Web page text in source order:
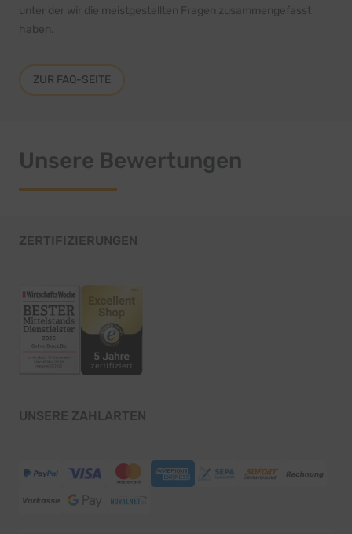
unter der wir die meistgestellten Fragen zusammengefasst
haben.
ZUR FAQ-SEITE
Unsere Bewertungen
ZERTIFIZIERUNGEN
UNSERE ZAHLARTEN